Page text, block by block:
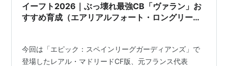
イーフト2026｜ぶっ壊れ最強CB「ヴァラン」お
すすめ育成（エアリアルフォート・ロングリーチ
今回は「エピック：スペインリーグガーディアンズ」で
登場したレアル・マドリードCF版、元フランス代表